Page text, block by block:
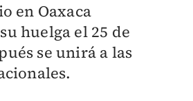
en Oaxaca
huelga el 25 de
se unirá a las